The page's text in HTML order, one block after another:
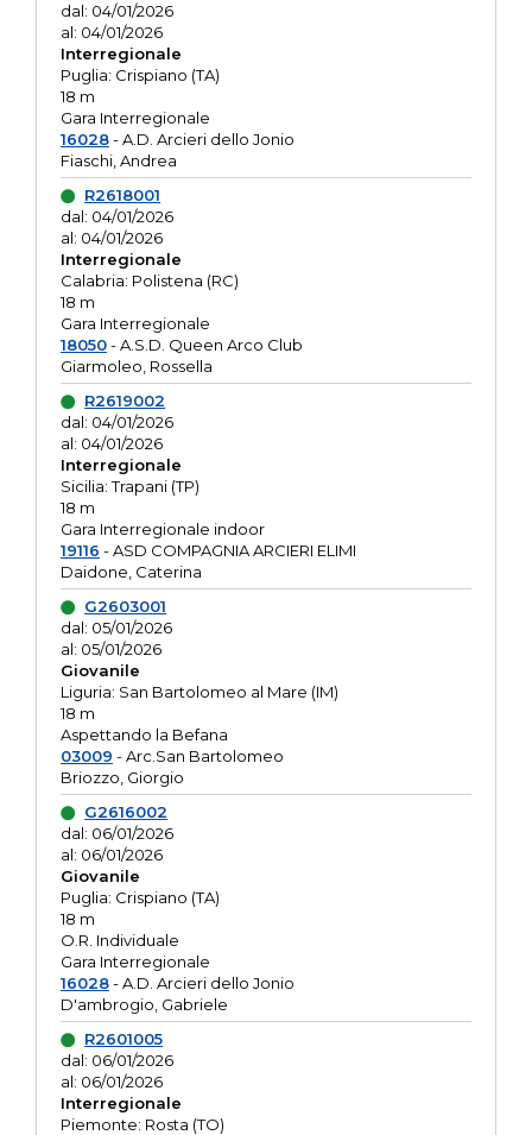
dal: 04/01/2026
al: 04/01/2026
Interregionale
Puglia: Crispiano (TA)
18 m
Gara Interregionale
16028- A.D. Arcieri dello Jonio
Fiaschi, Andrea
R2618001
dal: 04/01/2026
al: 04/01/2026
Interregionale
Calabria: Polistena (RC)
18 m
Gara Interregionale
18050- A.S.D. Queen Arco Club
Giarmoleo, Rossella
R2619002
dal: 04/01/2026
al: 04/01/2026
Interregionale
Sicilia: Trapani (TP)
18 m
Gara Interregionale indoor
19116 - ASD COMPAGNIA ARCIERI ELIMI
Daidone, Caterina
G2603001
dal: 05/01/2026
al: 05/01/2026
Giovanile
Liguria: San Bartolomeo al Mare (IM)
18 m
Aspettando la Befana
03009 - Arc.San Bartolomeo
Briozzo, Giorgio
G2616002
dal: 06/01/2026
al: 06/01/2026
Giovanile
Puglia: Crispiano (TA)
18 m
O.R. Individuale
Gara Interregionale
16028- A.D. Arcieri dello Jonio
D'ambrogio, Gabriele
R2601005
dal: 06/01/2026
al: 06/01/2026
Interregionale
Piemonte: Rosta (TO)